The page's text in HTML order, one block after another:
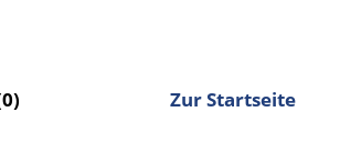
Zur Startseite